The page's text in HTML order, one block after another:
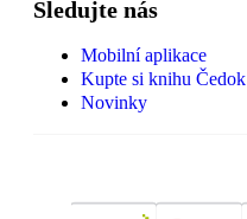
Sledujte nás
Mobilní aplikace
Kupte si knihu Čedok
Novinky